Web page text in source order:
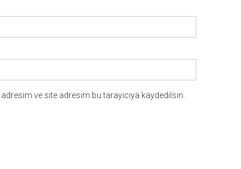
ve site adresim bu tarayıcıya kaydedilsin.